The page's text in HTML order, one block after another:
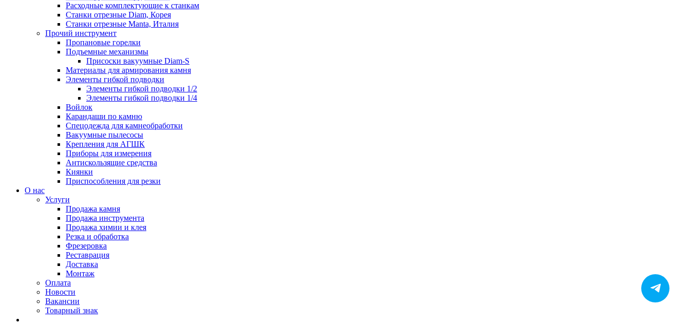
Расходные комплектующие к станкам
Станки отрезные Diam, Корея
Станки отрезные Manta, Италия
Прочий инструмент
Пропановые горелки
Подъeмные механизмы
Присоски вакуумные Diam-S
Материалы для армирования камня
Элементы гибкой подводки
Элементы гибкой подводки 1/2
Элементы гибкой подводки 1/4
Войлок
Карандаши по камню
Спецодежда для камнеобработки
Вакуумные пылесосы
Крепления для АГШК
Приборы для измерения
Антискользящие средства
Киянки
Приспособления для резки
О нас
Услуги
Продажа камня
Продажа инструмента
Продажа химии и клея
Резка и обработка
Фрезеровка
Реставрация
Доставка
Монтаж
Оплата
Новости
Вакансии
Товарный знак